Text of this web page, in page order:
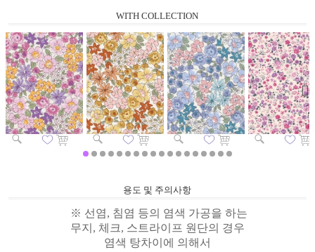
WITH COLLECTION
용도 및 주의사항
※ 선염, 침염 등의 염색 가공을 하는
무지, 체크, 스트라이프 원단의 경우
염색 탕차이에 의해서